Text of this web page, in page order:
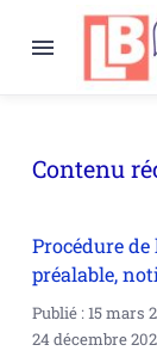
Contenu
Procédure
préalable,
Publié :15 mars
24 décembre